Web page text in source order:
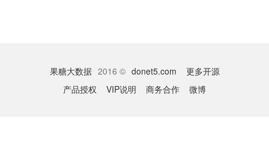
果糖大数据 2016 © donet5.com
更多开源
产品授权
VIP说明 商务合作 微博